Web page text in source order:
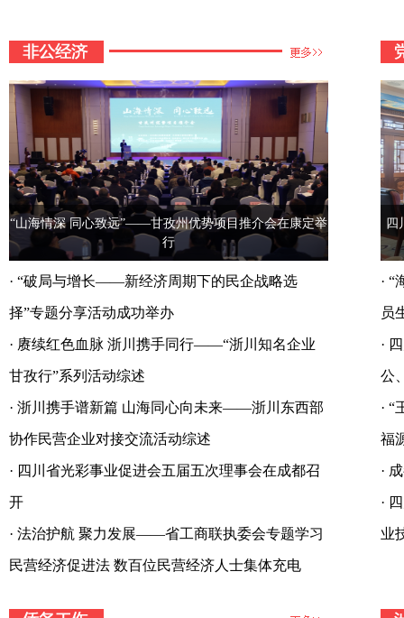
“山海情深 同心致远”——甘孜州优势项目推介会在康定举
行
· “破局与增长——新经济周期下的民企战略选
择”专题分享活动成功举办
· 赓续红色血脉 浙川携手同行——“浙川知名企业
甘孜行”系列活动综述
· 浙川携手谱新篇 山海同心向未来——浙川东西部
协作民营企业对接交流活动综述
· 四川省光彩事业促进会五届五次理事会在成都召
开
· 法治护航 聚力发展——省工商联执委会专题学习
民营经济促进法 数百位民营经济人士集体充电
四
· “
员
·
公
· “
福
·
·
业